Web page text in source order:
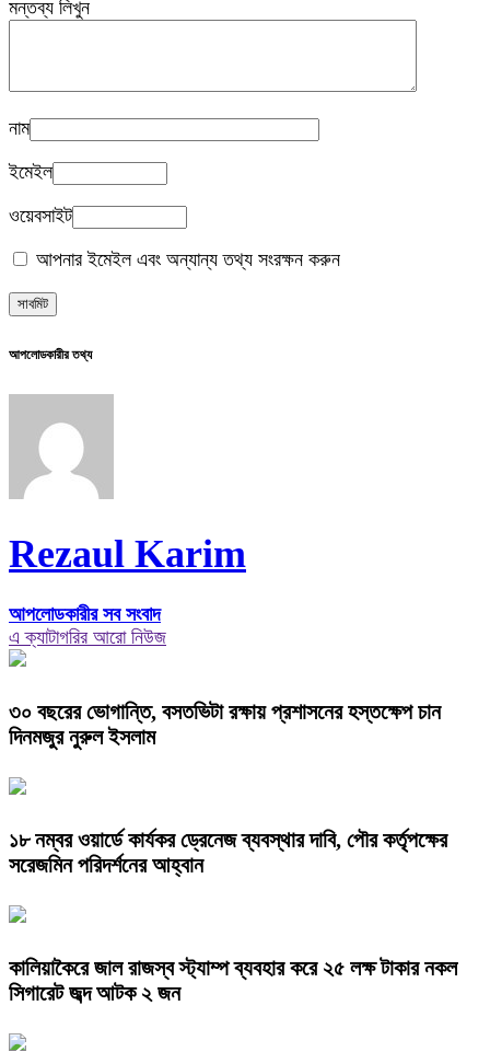
মন্তব্য লিখুন
নাম
ইমেইল
ওয়েবসাইট
আপনার ইমেইল এবং অন্যান্য তথ্য সংরক্ষন করুন
আপলোডকারীর তথ্য
Rezaul Karim
আপলোডকারীর সব সংবাদ
এ ক্যাটাগরির আরো নিউজ
৩০ বছরের ভোগান্তি, বসতভিটা রক্ষায় প্রশাসনের হস্তক্ষেপ চান
দিনমজুর নুরুল ইসলাম
১৮ নম্বর ওয়ার্ডে কার্যকর ড্রেনেজ ব্যবস্থার দাবি, পৌর কর্তৃপক্ষের
সরেজমিন পরিদর্শনের আহ্বান
কালিয়াকৈরে জাল রাজস্ব স্ট্যাম্প ব্যবহার করে ২৫ লক্ষ টাকার নকল
সিগারেট জব্দ আটক ২ জন